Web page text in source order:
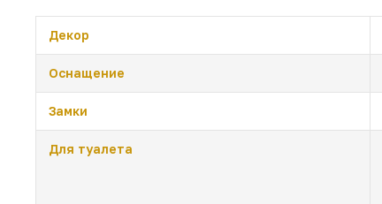
Декор
Оснащение
Замки
Для туалета